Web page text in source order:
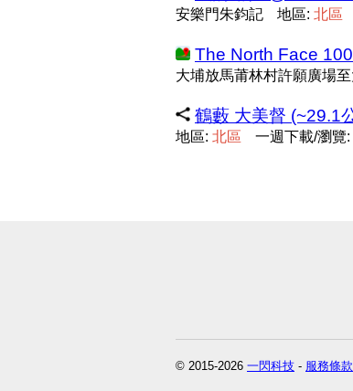
安樂門朱鈞記 地區: 北區
The North Face
大埔放馬莆林村許願廣場
鶴藪 大美督 (~29.1
地區: 北區 一週下載/瀏覽:
© 2015-2026 一閃科技 - 服務條款